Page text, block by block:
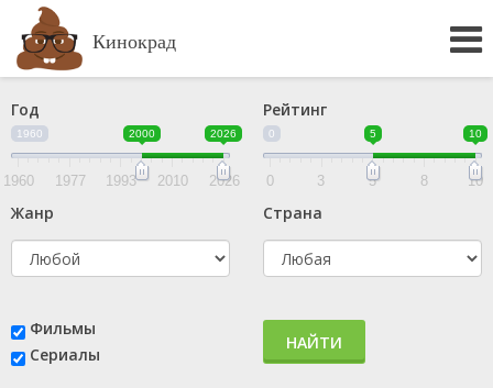
Кинокрад
Год
1960 2000 2026
1960 1977 1993 2010 2026
Рейтинг
0 5 10
0 3 5 8 10
Жанр Страна
Фильмы
Сериалы
НАЙТИ